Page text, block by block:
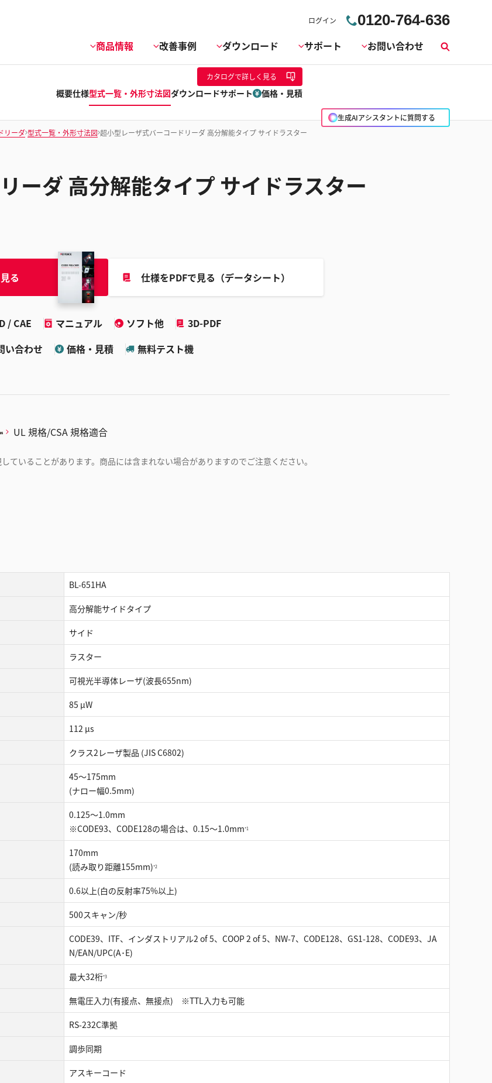
ログイン 0120-764-636
商品情報 改善事例 ダウンロード サポート お問い合わせ
索
生成AIアシスタントに質問する
カタログで詳しく見る
概要仕様型式一覧・外形寸法図ダウンロードサポート 価格・見積
リーダ 型式一覧・外形寸法図 超小型レーザ式バーコードリーダ 高分解能タイプ サイドラスター
ーダ 高分解能タイプ サイドラスター
る 仕様をPDFで見る（データシート）
/ CAE マニュアル ソフト他
3D-PDF
い合わせ 価格・見積 無料テスト機
UL 規格/CSA 規格適合
ていることがあります。商品には含まれない場合がありますのでご注意ください。
BL-651HA
高分解能サイドタイプ
サイド
ラスター
可視光半導体レーザ(波長655nm)
85 µW
112 µs
クラス2レーザ製品 (JIS C6802)
45～175mm
(ナロー幅0.5mm)
0.125～1.0mm
※CODE93、CODE128の場合は、0.15～1.0mm*1
170mm
(読み取り距離155mm)*2
0.6以上(白の反射率75%以上)
500スキャン/秒
CODE39、ITF、インダストリアル2 of 5、COOP 2 of 5、NW-7、CODE128、GS1-128、CODE93、JA
N/EAN/UPC(A･E)
最大32桁*3
無電圧入力(有接点、無接点) ※TTL入力も可能
RS-232C準拠
調歩同期
アスキーコード